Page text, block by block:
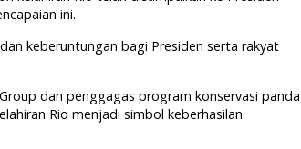
ini.
keberuntungan bagi Presiden serta rakyat
dan penggagas program konservasi panda
Rio menjadi simbol keberhasilan